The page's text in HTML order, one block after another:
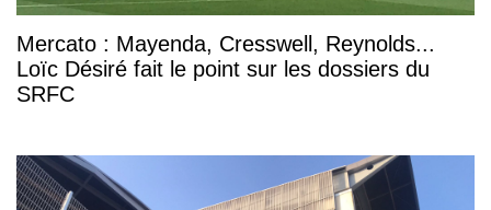
Mercato : Mayenda, Cresswell, Reynolds...
Loïc Désiré fait le point sur les dossiers du
SRFC